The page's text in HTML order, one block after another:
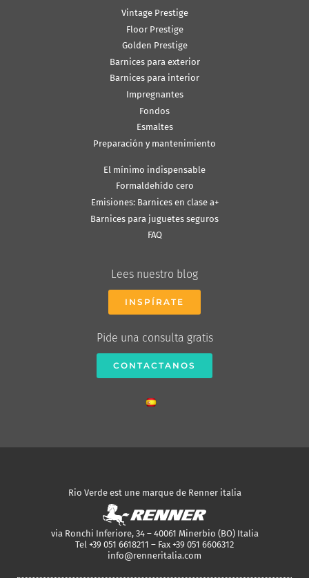
Vintage Prestige
Floor Prestige
Golden Prestige
Barnices para exterior
Barnices para interior
Impregnantes
Fondos
Esmaltes
Preparación y mantenimiento
El mínimo indispensable
Formaldehído cero
Emisiones: Barnices en clase a+
Barnices para juguetes seguros
FAQ
Lees nuestro blog
INSPÍRATE
Pide una consulta gratis
CONTACTANOS
Rio Verde est une marque de Renner italia
via Ronchi Inferiore, 34 – 40061 Minerbio (BO) Italia
Tel +39 051 6618211 – Fax +39 051 6606312
info@renneritalia.com